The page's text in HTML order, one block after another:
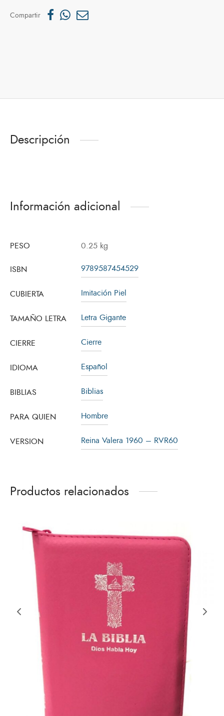
Compartir
Descripción
Información adicional
PESO 0.25 kg
ISBN 9789587454529
CUBIERTA Imitación Piel
TAMAÑO LETRA Letra Gigante
CIERRE Cierre
IDIOMA Español
BIBLIAS Biblias
PARA QUIEN Hombre
VERSION Reina Valera 1960 – RVR60
Productos relacionados